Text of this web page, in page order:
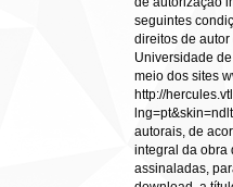
seguintes
direitos de
Universidade
meio dos sites
http://
autorais, de
integral da obra
assinaladas,